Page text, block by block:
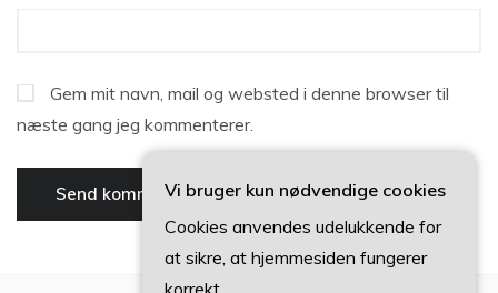
Gem mit navn, mail og websted i denne browser til
næste gang jeg kommenterer.
Vi bruger kun nødvendige cookies
Cookies anvendes udelukkende for
at sikre, at hjemmesiden fungerer
korrekt.